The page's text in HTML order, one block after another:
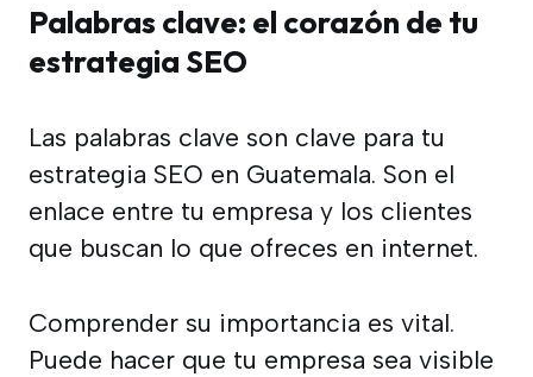
Palabras clave: el corazón de tu
estrategia SEO
Las palabras clave son clave para tu
estrategia SEO en Guatemala. Son el
enlace entre tu empresa y los clientes
que buscan lo que ofreces en internet.
Comprender su importancia es vital.
Puede hacer que tu empresa sea visible